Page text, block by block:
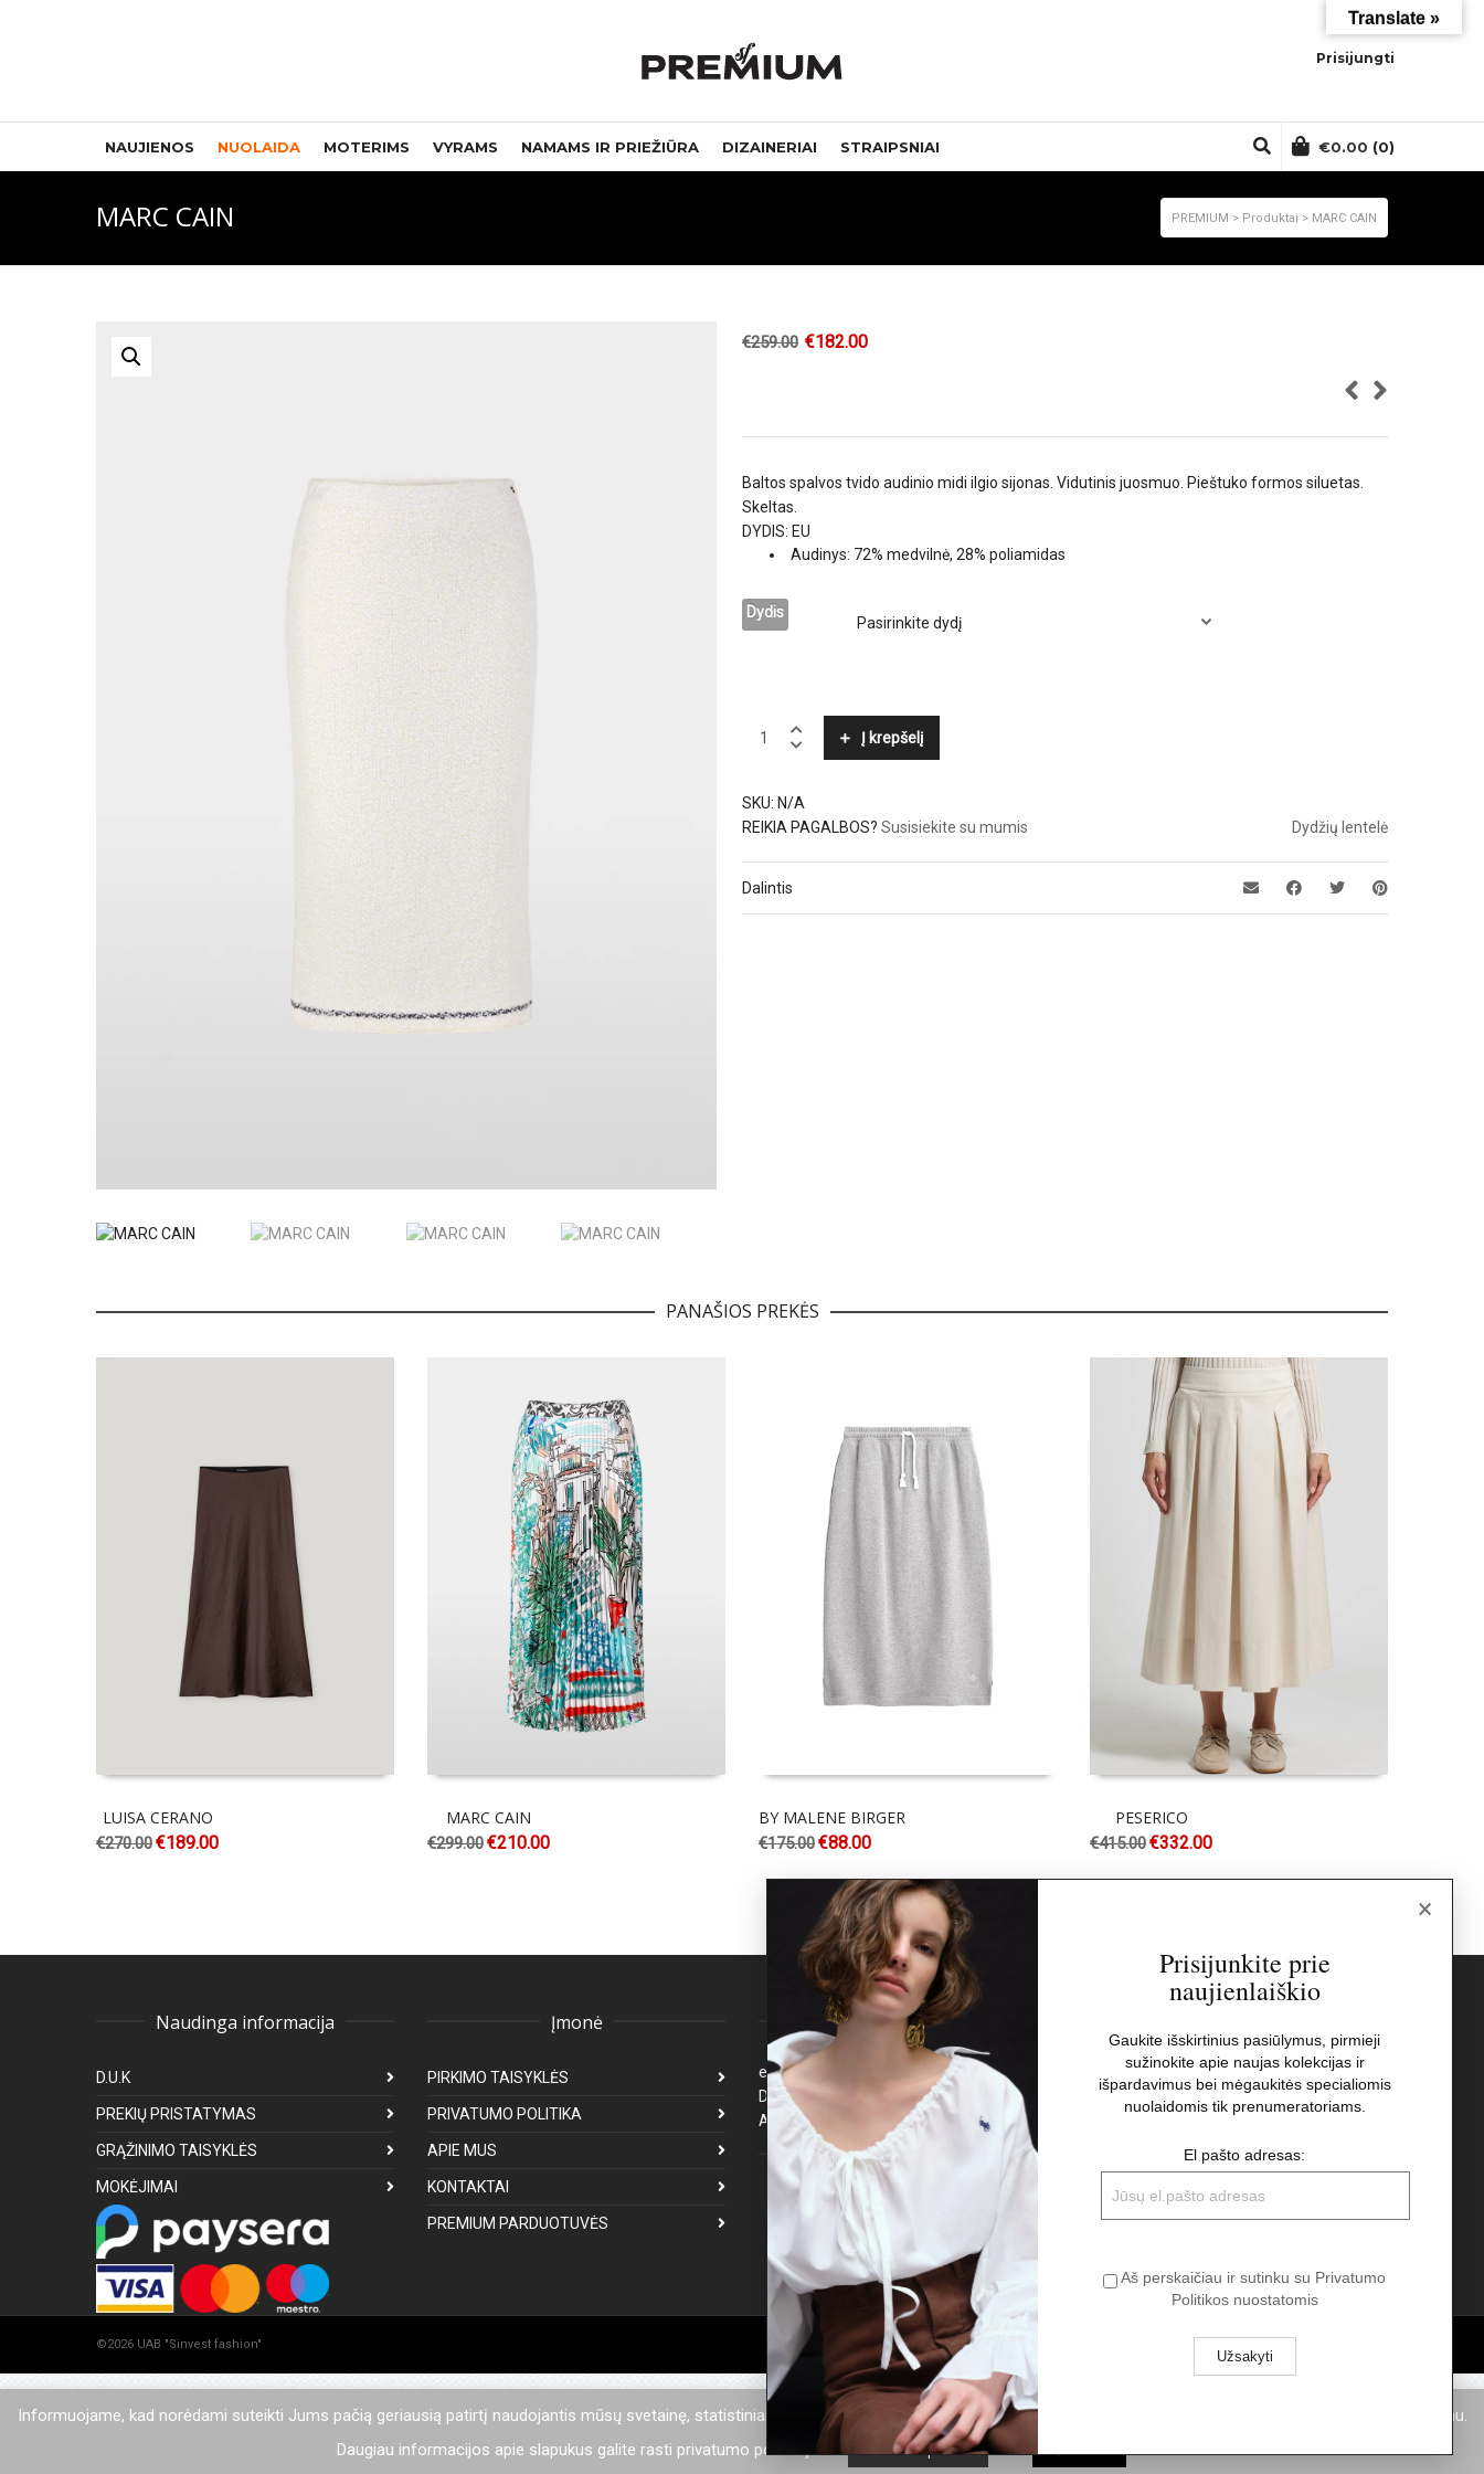
Prisijungti
NAUJIENOS NUOLAIDA MOTERIMS VYRAMS NAMAMS IR PRIEŽIŪRA DIZAINERIAI STRAIPSNIAI €0.00 (0)
MARC CAIN PREMIUM > Produktai > MARC CAIN
€259.00 €182.00
Baltos spalvos tvido audinio midi ilgio sijonas. Vidutinis juosmuo. Pieštuko formos siluetas.
Skeltas.
DYDIS: EU
Audinys: 72% medvilnė, 28% poliamidas
Dydis
CAIN
Į krepšelį
SKU: N/A
REIKIA PAGALBOS? Susisiekite su mumis Dydžių lentelė
Dalintis
PANAŠIOS PREKĖS
LUISA CERANO
€270.00€189.00
MARC CAIN
€299.00€210.00
BY MALENE BIRGER
€175.00€88.00
PESERICO
€415.00€332.00
Naudinga informacija
D.U.K
PREKIŲ PRISTATYMAS
GRĄŽINIMO TAISYKLĖS
MOKĖJIMAI
Įmonė
PIRKIMO TAISYKLĖS
PRIVATUMO POLITIKA
APIE MUS
KONTAKTAI
PREMIUM PARDUOTUVĖS
Klientų aptarnavimas
eparduotuve@premiumfashion.lt
Darbo laikas: I-V 8:00-17:00
Atsakymas per 1-3 darbo dienas
Mus galite rasti
El pašto adresas:
Aš perskaičiau ir sutinku su Privatumo
Politikos nuostatomis
©2026 UAB "Sinvest fashion"
Informuojame, kad norėdami suteikti Jums pačią geriausią patirtį naudojantis mūsų svetainę, statistiniais tikslais mes naudojame slapukus. Spausdami „Aš sutinku“ Jūs sutinkate su slapukų naudojimu.
Daugiau informacijos apie slapukus galite rasti privatumo politikoje.
Privatumo politika Aš sutinku
Translate »
×
Prisijunkite prie
naujienlaiškio
Gaukite išskirtinius pasiūlymus, pirmieji
sužinokite apie naujas kolekcijas ir
išpardavimus bei mėgaukitės specialiomis
nuolaidomis tik prenumeratoriams.
El pašto adresas:
Aš perskaičiau ir sutinku su Privatumo
Politikos nuostatomis